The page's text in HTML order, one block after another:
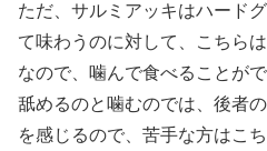
ただ、サルミアッキはハード
て味わうのに対して、こちら
なので、噛んで食べることがで
舐めるのと噛むのでは、後者
を感じるので、苦手な方はこ